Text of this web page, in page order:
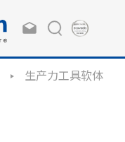
生产力工具软体